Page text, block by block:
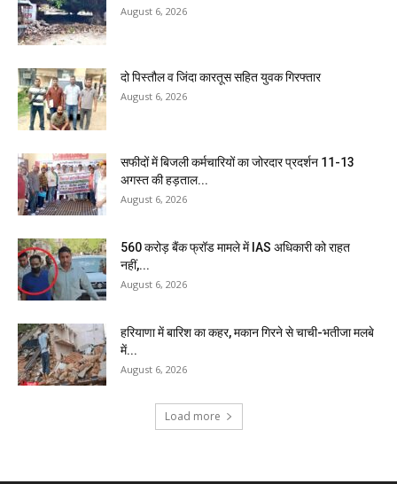
August 6, 2026
दो पिस्तौल व जिंदा कारतूस सहित युवक गिरफ्तार
August 6, 2026
सफीदों में बिजली कर्मचारियों का जोरदार प्रदर्शन 11-13
अगस्त की हड़ताल...
August 6, 2026
₹560 करोड़ बैंक फ्रॉड मामले में IAS अधिकारी को राहत
नहीं,...
August 6, 2026
हरियाणा में बारिश का कहर, मकान गिरने से चाची-भतीजा मलबे
में...
August 6, 2026
Load more